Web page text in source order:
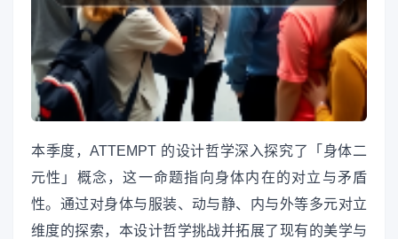
本季度，ATTEMPT 的设计哲学深入探究了「身体二
元性」概念，这一命题指向身体内在的对立与矛盾
性。通过对身体与服装、动与静、内与外等多元对立
维度的探索，本设计哲学挑战并拓展了现有的美学与